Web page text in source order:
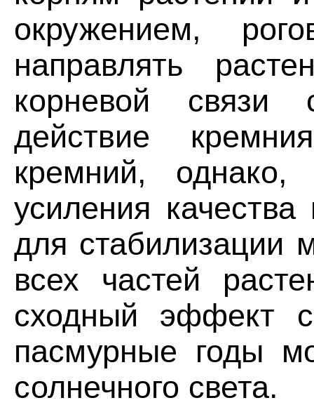
окружением,
направлять
корневой связи
действие
кремний,
усиления
для стабилизации
всех частей
сходный эффект
пасмурные годы
солнечного света.